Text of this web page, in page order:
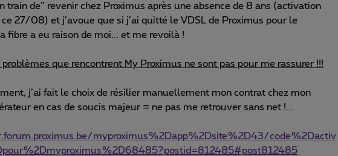
train de” revenir chez Proximus après une absence de 8 ans (activation
ce 27/08) et j’avoue que si j’ai quitté le VDSL de Proximus pour le
fibre a eu raison de moi... et me revoilà !
problèmes que rencontrent My Proximus ne sont pas pour me rassurer !!!
j’ai fait le choix de résilier manuellement mon contrat chez mon
en cas de soucis majeur = ne pas me retrouver sans net !...
myproximus%2Dapp%2Dsite%2D43/code%2Dactiv